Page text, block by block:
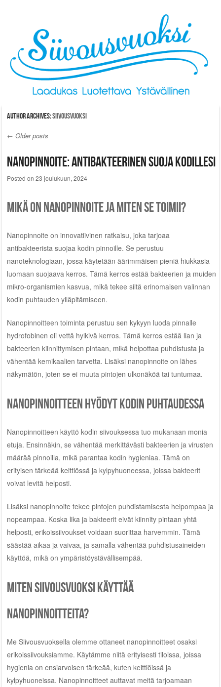
Skip to content
Author Archives:siivousvuoksi
Post navigation
← Older posts
Nanopinnoite: antibakteerinen suoja kodillesi
Posted on 23 joulukuun, 2024
Mikä on nanopinnoite ja miten se toimii?
Nanopinnoite on innovatiivinen ratkaisu, joka tarjoaa
antibakteerista suojaa kodin pinnoille. Se perustuu
nanoteknologiaan, jossa käytetään äärimmäisen pieniä hiukkasia
luomaan suojaava kerros. Tämä kerros estää bakteerien ja muiden
mikro-organismien kasvua, mikä tekee siitä erinomaisen valinnan
kodin puhtauden ylläpitämiseen.
Nanopinnoitteen toiminta perustuu sen kykyyn luoda pinnalle
hydrofobinen eli vettä hylkivä kerros. Tämä kerros estää lian ja
bakteerien kiinnittymisen pintaan, mikä helpottaa puhdistusta ja
vähentää kemikaalien tarvetta. Lisäksi nanopinnoite on lähes
näkymätön, joten se ei muuta pintojen ulkonäköä tai tuntumaa.
Nanopinnoitteen hyödyt kodin puhtaudessa
Nanopinnoitteen käyttö kodin siivouksessa tuo mukanaan monia
etuja. Ensinnäkin, se vähentää merkittävästi bakteerien ja virusten
määrää pinnoilla, mikä parantaa kodin hygieniaa. Tämä on
erityisen tärkeää keittiössä ja kylpyhuoneessa, joissa bakteerit
voivat levitä helposti.
Lisäksi nanopinnoite tekee pintojen puhdistamisesta helpompaa ja
nopeampaa. Koska lika ja bakteerit eivät kiinnity pintaan yhtä
helposti, erikoissiivoukset voidaan suorittaa harvemmin. Tämä
säästää aikaa ja vaivaa, ja samalla vähentää puhdistusaineiden
käyttöä, mikä on ympäristöystävällisempää.
Miten Siivousvuoksi käyttää
nanopinnoitteita?
Me Siivousvuoksella olemme ottaneet nanopinnoitteet osaksi
erikoissiivouksiamme. Käytämme niitä erityisesti tiloissa, joissa
hygienia on ensiarvoisen tärkeää, kuten keittiöissä ja
kylpyhuoneissa. Nanopinnoitteet auttavat meitä tarjoamaan